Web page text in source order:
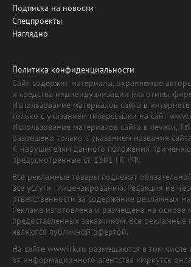
Подписка на новости
Спецпроекты
Наглядно
Политика конфиденциальности
Сайт содержит материалы, охраняемые
и средства индивидуализации (логотипы,
Использование материалов сайта в
только с указанием гиперссылки на сайт
Использование материалов сайта в печати,
разрешено только с указанием названия
К нарушителям данного положения
предусмотренные ст. 1301 ГК РФ.
Все рекламные товары подлежат
все услуги - лицензированию. Редакция не
ответственности за содержание рекламных
Реклама изготовлена и размещена на основе
предоставленных заказчиком. Все рекламные
являются публичной офертой.
На сайте www.irk.ru размещаются в том числе
от информационного агентства «Иркутск